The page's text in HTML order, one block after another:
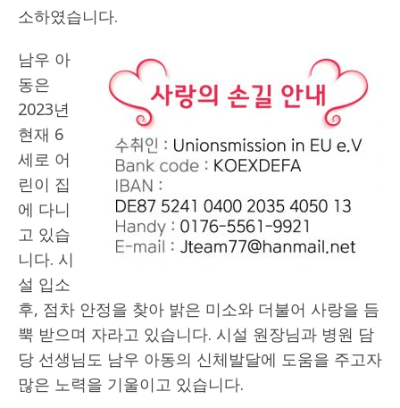
소하였습니다.
남우 아
동은
2023년
현재 6
세로 어
린이 집
에 다니
고 있습
니다. 시
설 입소
후, 점차 안정을 찾아 밝은 미소와 더불어 사랑을 듬
뿍 받으며 자라고 있습니다. 시설 원장님과 병원 담
당 선생님도 남우 아동의 신체발달에 도움을 주고자
많은 노력을 기울이고 있습니다.